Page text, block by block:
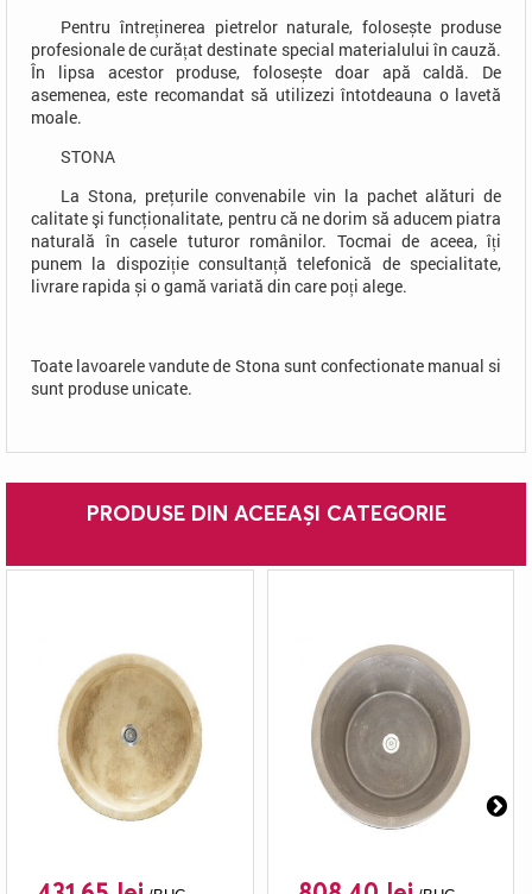
Pentru întreținerea pietrelor naturale, folosește produse
profesionale de curățat destinate special materialului în cauză.
În lipsa acestor produse, folosește doar apă caldă. De
asemenea, este recomandat să utilizezi întotdeauna o lavetă
moale.
STONA
La Stona, preţurile convenabile vin la pachet alături de
calitate şi funcţionalitate, pentru că ne dorim să aducem piatra
naturală în casele tuturor românilor. Tocmai de aceea, îți
punem la dispoziție consultanță telefonică de specialitate,
livrare rapida și o gamă variată din care poți alege.
Toate lavoarele vandute de Stona sunt confectionate manual si
sunt produse unicate.
PRODUSE DIN ACEEAȘI CATEGORIE